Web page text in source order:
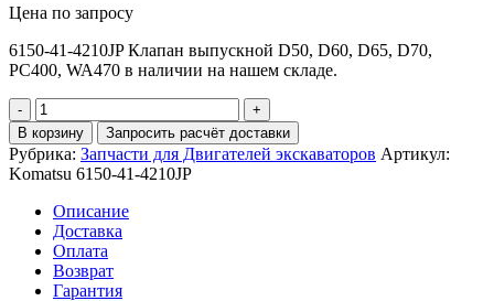
Цена по запросу
6150-41-4210JP Клапан выпускной D50, D60, D65, D70,
PC400, WA470 в наличии на нашем складе.
Количество
6150-
41-
4210JP
Клапан
выпускной
В корзину Запросить расчёт доставки
Рубрика: Запчасти для Двигателей экскаваторов Артикул:
Komatsu 6150-41-4210JP
Описание
Доставка
Оплата
Возврат
Гарантия